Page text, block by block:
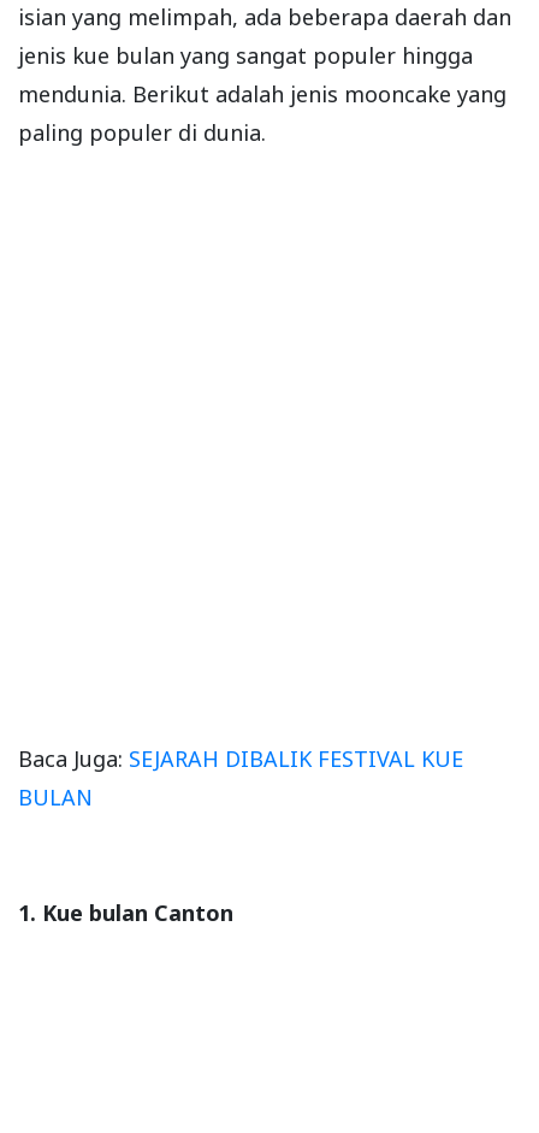
isian yang melimpah, ada beberapa daerah dan
jenis kue bulan yang sangat populer hingga
mendunia. Berikut adalah jenis mooncake yang
paling populer di dunia.
Baca Juga: SEJARAH DIBALIK FESTIVAL KUE
BULAN
1. Kue bulan Canton